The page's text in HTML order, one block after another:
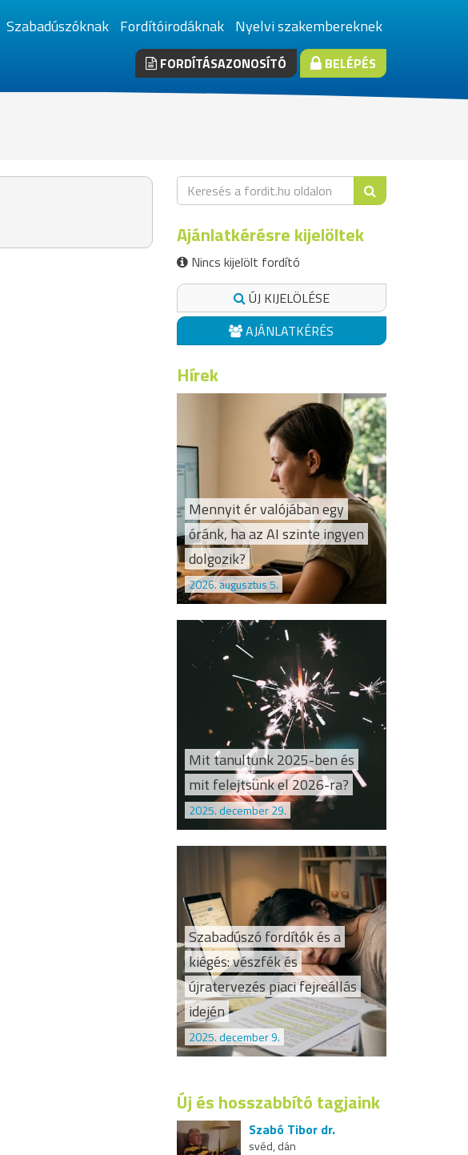
Szabadúszóknak Fordítóirodáknak Nyelvi szakembereknek
FORDÍTÁSAZONOSÍTÓ BELÉPÉS
Ajánlatkérésre kijelöltek
Nincs kijelölt fordító
ÚJ KIJELÖLÉSE
AJÁNLATKÉRÉS
Hírek
Mennyit ér valójában egy
óránk, ha az AI szinte ingyen
dolgozik?
2026. augusztus 5.
Mit tanultunk 2025-ben és
mit felejtsünk el 2026-ra?
2025. december 29.
Szabadúszó fordítók és a
kiégés: vészfék és
újratervezés piaci fejreállás
idején
2025. december 9.
Új és hosszabbító tagjaink
Szabó Tibor dr.
svéd, dán